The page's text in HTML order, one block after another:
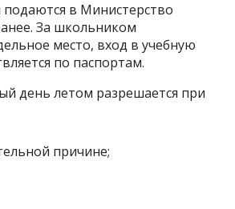
подаются в Министерство
За школьником
место, вход в учебную
по паспортам.
день летом разрешается при
причине;